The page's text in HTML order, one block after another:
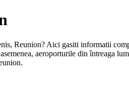
Reunion? Aici gasiti informatii
aeroporturile din întreaga